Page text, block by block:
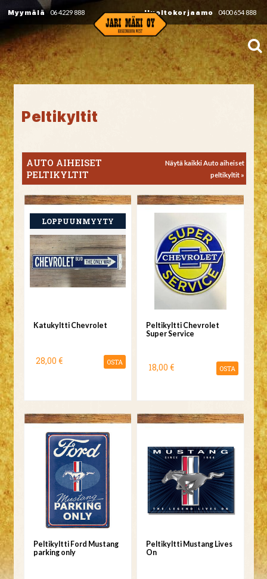
Myymälä 06 4229 888 Huoltokorjaamo 0400 654 888
Peltikyltit
AUTO AIHEISET
PELTIKYLTIT
Näytä kaikki Auto aiheiset
peltikyltit »
Katukyltti Chevrolet
28,00 € OSTA
Peltikyltti Chevrolet
Super Service
18,00 € OSTA
Peltikyltti Ford Mustang
parking only
Peltikyltti Mustang Lives
On